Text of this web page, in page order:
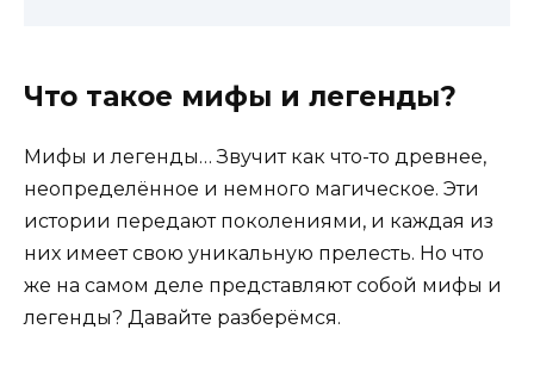
Что такое мифы и легенды?
Мифы и легенды… Звучит как что-то древнее,
неопределённое и немного магическое. Эти
истории передают поколениями, и каждая из
них имеет свою уникальную прелесть. Но что
же на самом деле представляют собой мифы и
легенды? Давайте разберёмся.